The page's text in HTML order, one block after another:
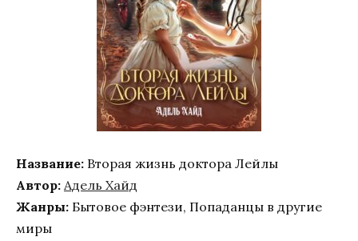
Название: Вторая жизнь доктора Лейлы
Автор: Адель Хайд
Жанры: Бытовое фэнтези, Попаданцы в другие
миры